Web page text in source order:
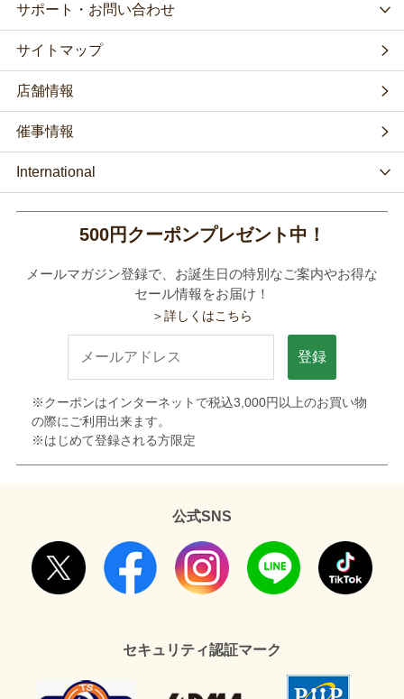
サポート・お問い合わせ
サイトマップ
店舗情報
催事情報
International
500円クーポンプレゼント中！
メールマガジン登録で、お誕生日の特別なご案内やお得な
セール情報をお届け！
＞詳しくはこちら
登録
※クーポンはインターネットで税込3,000円以上のお買い物
の際にご利用出来ます。
※はじめて登録される方限定
公式SNS
セキュリティ認証マーク